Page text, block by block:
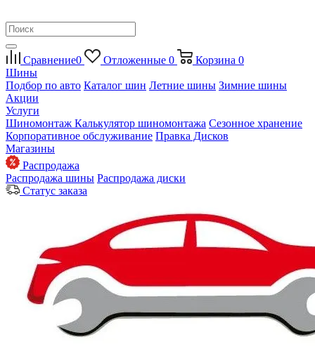
Сравнение0 Отложенные 0 Корзина 0
Шины
Подбор по авто Каталог шин Летние шины Зимние шины
Акции
Услуги
Шиномонтаж Калькулятор шиномонтажа Сезонное хранение
Корпоративное обслуживание Правка Дисков
Магазины
Распродажа
Распродажа шины Распродажа диски
Статус заказа